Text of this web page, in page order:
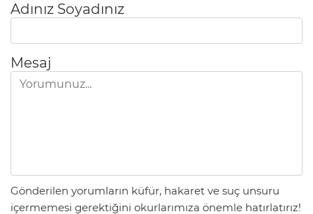
Adınız Soyadınız
Mesaj
Gönderilen yorumların küfür, hakaret ve suç unsuru
içermemesi gerektiğini okurlarımıza önemle hatırlatırız!